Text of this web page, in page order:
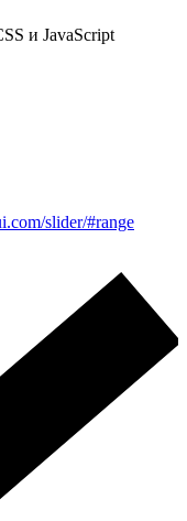
и JavaScript
slider/#range